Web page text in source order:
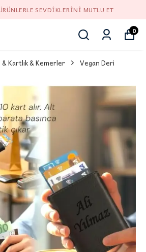
SEVDIKLERINI MUTLU ET
0
Kartlık & Kemerler Vegan Deri